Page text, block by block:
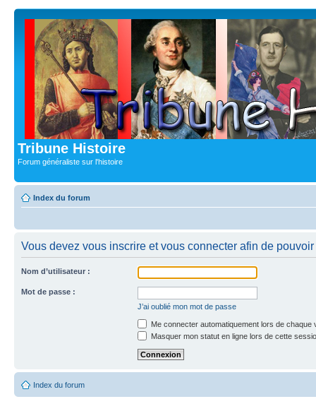
Tribune Histoire
Forum généraliste sur l'histoire
Index du forum
Vous devez vous inscrire et vous connecter afin de
Nom d’utilisateur :
Mot de passe :
J’ai oublié mon mot de passe
Me connecter automatiquement lors de chaque
Masquer mon statut en ligne lors de cette
Index du forum